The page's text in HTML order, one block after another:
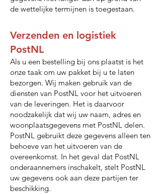
de wettelijke termijnen is toegestaan.
Verzenden en logistiek
PostNL
Als u een bestelling bij ons plaatst is het
onze taak om uw pakket bij u te laten
bezorgen. Wij maken gebruik van de
diensten van PostNL voor het uitvoeren
van de leveringen. Het is daarvoor
noodzakelijk dat wij uw naam, adres en
woonplaatsgegevens met PostNL delen.
PostNL gebruikt deze gegevens alleen ten
behoeve van het uitvoeren van de
overeenkomst. In het geval dat PostNL
onderaannemers inschakelt, stelt PostNL
uw gegevens ook aan deze partijen ter
beschikking.